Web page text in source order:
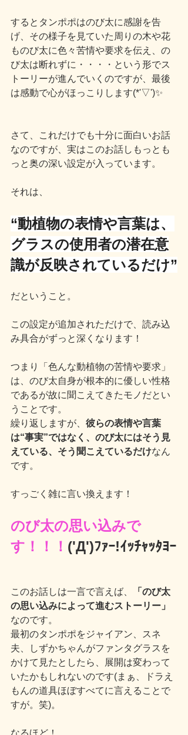
するとタンポポはのび太に感謝を告
げ、その様子を見ていた周りの木や花
ものび太に色々苦情や要求を伝え、の
び太は断れずに・・・・という形でス
トーリーが進んでいくのですが、最後
は感動で心がほっこりします(*'▽')✨
さて、これだけでも十分に面白いお話
なのですが、実はこのお話しもっとも
っと奥の深い設定が入っています。
それは、
“動植物の表情や言葉は、
グラスの使用者の潜在意
識が反映されているだけ”
だということ。
この設定が追加されただけで、読み込
み具合がずっと深くなります！
つまり「色んな動植物の苦情や要求」
は、のび太自身が根本的に優しい性格
であるが故に聞こえてきたモノだとい
うことです。
繰り返しますが、 彼らの表情や言葉
は“事実”ではなく、のび太にはそう見
えている、そう聞こえているだけなん
です。
すっごく雑に言い換えます！
のび太の思い込みで
す！！！ ('Д')ﾌｧｰ!ｲｯﾁｬｯﾀﾖｰ
このお話しは一言で言えば、
「のび太
の思い込みによって進むストーリー」
なのです。
最初のタンポポをジャイアン、スネ
夫、しずかちゃんがファンタグラスを
かけて見たとしたら、展開は変わって
いたかもしれないのです(まぁ、ドラえ
もんの道具ほぼすべてに言えることで
すが。笑)。
なるほど！